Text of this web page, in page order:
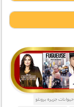
حیوانات جزیره برونئو